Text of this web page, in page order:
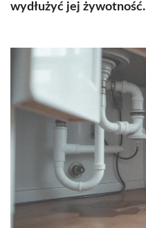
wydłużyć jej żywotność.